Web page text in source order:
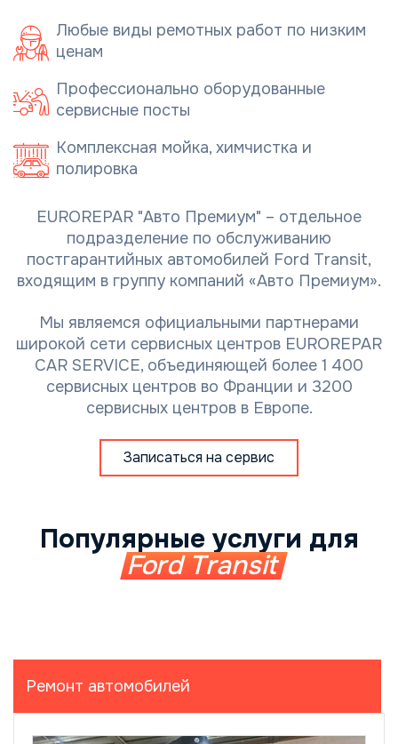
Любые виды ремотных работ по низким
ценам
Профессионально оборудованные
сервисные посты
Комплексная мойка, химчистка и
полировка
EUROREPAR "Авто Премиум" – отдельное
подразделение по обслуживанию
постгарантийных автомобилей Ford Transit,
входящим в группу компаний «Авто Премиум».
Мы являемся официальными партнерами
широкой сети сервисных центров EUROREPAR
CAR SERVICE, объединяющей более 1 400
сервисных центров во Франции и 3200
сервисных центров в Европе.
Записаться на сервис
Популярные услуги для
Ford Transit
Ремонт автомобилей